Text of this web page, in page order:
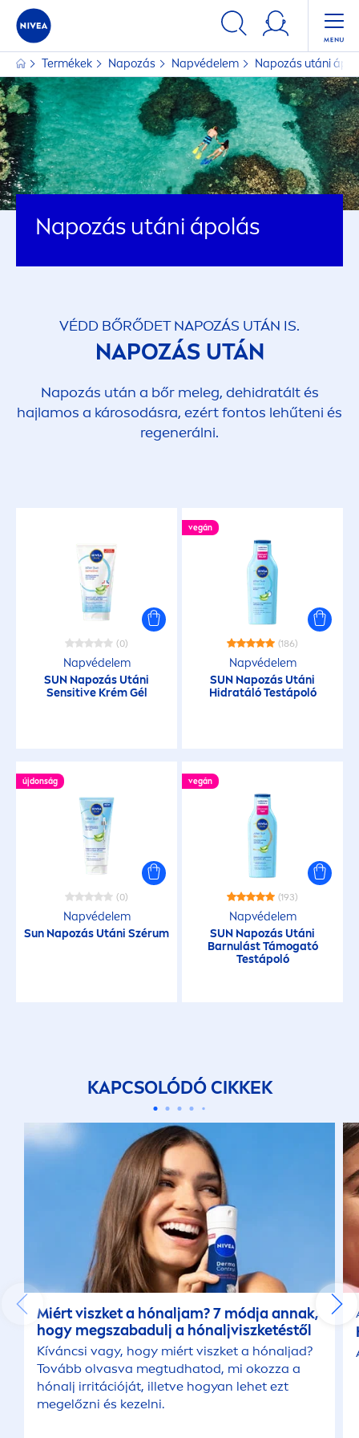
Termékek Napozás Napvédelem Napozás utáni
Napozás utáni ápolás
VÉDD BŐRŐDET NAPOZÁS UTÁN IS.
NAPOZÁS UTÁN
Napozás után a bőr meleg, dehidratált és
hajlamos a károsodásra, ezért fontos lehűteni és
regenerálni.
(0)
Napvédelem
SUN Napozás Utáni
SensitiveKrém Gél
vegán
(186)
Napvédelem
SUN Napozás Utáni
Hidratáló Testápoló
újdonság
(0)
Napvédelem
Sun Napozás Utáni Szérum
vegán
(193)
Napvédelem
SUN Napozás Utáni
Barnulást Támogató
Testápoló
KAPCSOLÓDÓ CIKKEK
Miért viszket a hónaljam? 7 módja annak,
hogy megszabadulj a hónaljviszketéstől
Kíváncsi vagy, hogy miért viszket a hónaljad?
Tovább olvasva megtudhatod, mi okozza a
hónalj irritációját, illetve hogyan lehet ezt
megelőzni és kezelni.